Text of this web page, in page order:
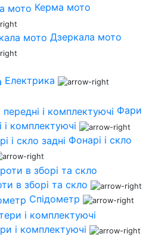
Керма мото
Дзеркала мото
Електрика
Фари
і комплектуючі
Фонарі і скло
в зборі та скло
Спідометр
і комплектуючі